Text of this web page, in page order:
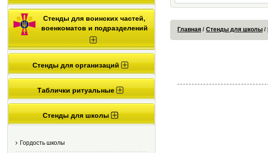
Стенды для воинских частей,
военкоматов и подразделений
Стенды для организаций
Таблички ритуальные
Стенды для школы
Гордость школы
Главная Стенды для школы